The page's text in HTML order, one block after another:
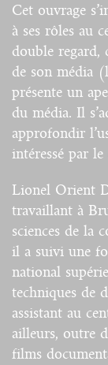
Cet ouvrage
à ses rôles au
double
de son média
présente un
du média. Il
approfondir
intéressé par le
Lionel Orient
travaillant à
sciences de la
il a suivi une
national
techniques de
assistant au
ailleurs, outre
films